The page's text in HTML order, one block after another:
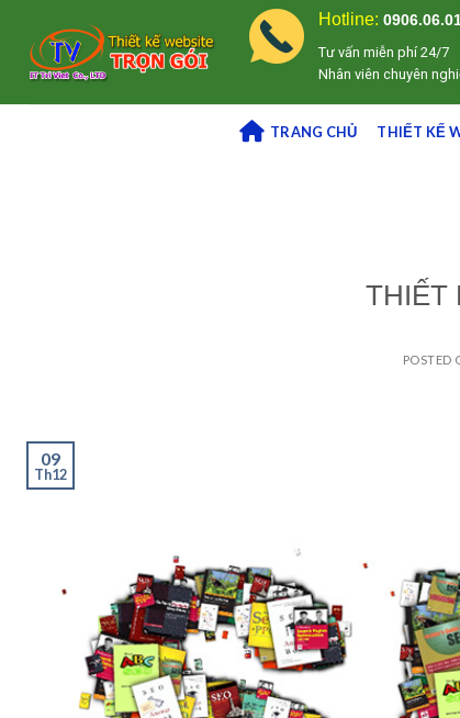
content
Hotline:
Tư vấn miễn phí 24/7
Nhân viên chuyên
TRANG CHỦ THIẾT KẾ
THIẾT
POSTED
09
Th12